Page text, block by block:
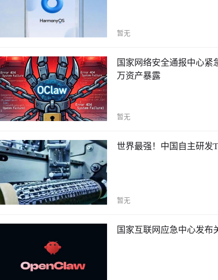
暂无
国家网络安全通报中心紧
万资产暴露
暂无
世界最强！中国自主研发
暂无
国家互联网应急中心发布